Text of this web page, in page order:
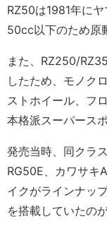
RZ50は1981年に
50cc以下のため原
また、RZ250/
したため、モノク
ストホイール、フ
本格派スーパース
発売当時、同クラ
RG50E、カワサキ
イクがラインナッ
を搭載していたの